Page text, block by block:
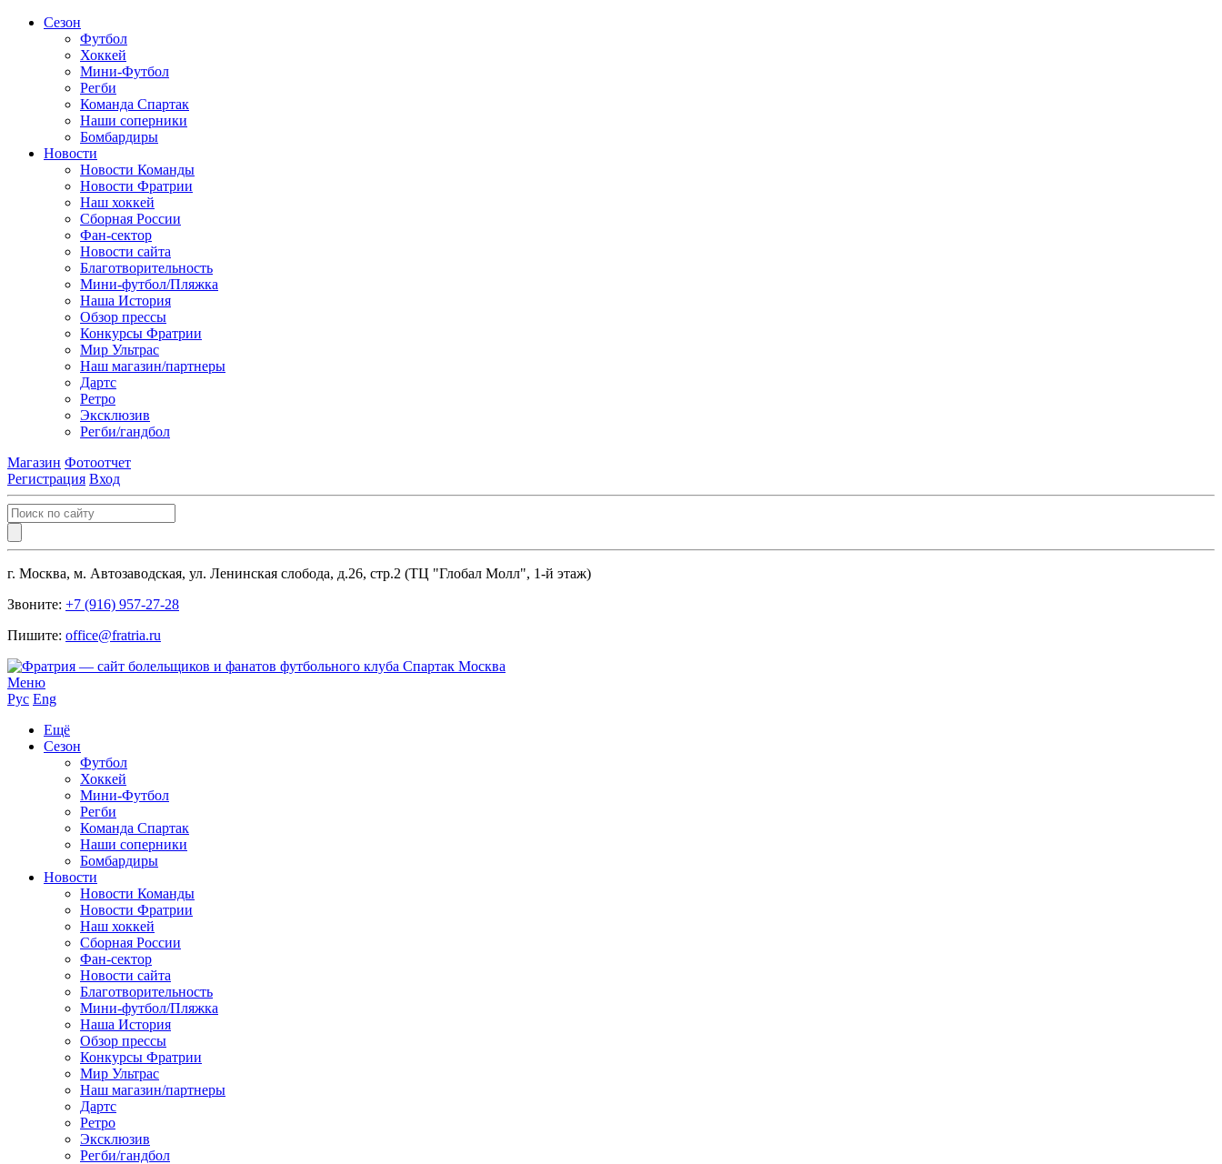
Сезон
Футбол
Хоккей
Мини-Футбол
Регби
Команда Спартак
Наши соперники
Бомбардиры
Новости
Новости Команды
Новости Фратрии
Наш хоккей
Сборная России
Фан-cектор
Новости сайта
Благотворительность
Мини-футбол/Пляжка
Наша История
Обзор прессы
Конкурсы Фратрии
Мир Ультрас
Наш магазин/партнеры
Дартс
Ретро
Эксклюзив
Регби/гандбол
Магазин Фотоотчет
Регистрация Вход
г. Москва, м. Автозаводская, ул. Ленинская слобода, д.26, стр.2 (ТЦ "Глобал Молл", 1-й этаж)
Звоните: +7 (916) 957-27-28
Пишите: office@fratria.ru
Меню
Рус Eng
Ещё
Сезон
Футбол
Хоккей
Мини-Футбол
Регби
Команда Спартак
Наши соперники
Бомбардиры
Новости
Новости Команды
Новости Фратрии
Наш хоккей
Сборная России
Фан-cектор
Новости сайта
Благотворительность
Мини-футбол/Пляжка
Наша История
Обзор прессы
Конкурсы Фратрии
Мир Ультрас
Наш магазин/партнеры
Дартс
Ретро
Эксклюзив
Регби/гандбол